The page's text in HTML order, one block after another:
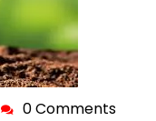
slowuplavallee
0 Comments